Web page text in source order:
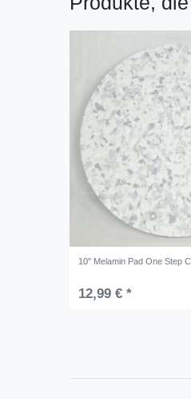
10" Melamin Pad One Step
12,99 € *